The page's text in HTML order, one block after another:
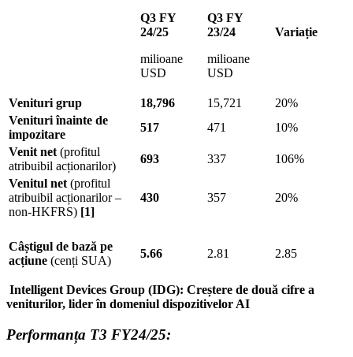
Q3 FY
24/25
milioane
USD
Q3 FY
23/24
milioane
USD
Variație
Venituri grup 18,796 15,721
20%
Venituri înainte de
impozitare
517 471
10%
Venit net(profitul
atribuibil acționarilor)
693 337
106%
Venitul net(profitul
atribuibil acționarilor –
non-HKFRS) [1]
430 357 20%
Câștigul de bază pe
acțiune (cenți SUA)
5.66 2.81 2.85
Intelligent Devices Group (IDG): Creștere de două cifre a
veniturilor, lider în domeniul dispozitivelor AI
Performanța T3 FY24/25: